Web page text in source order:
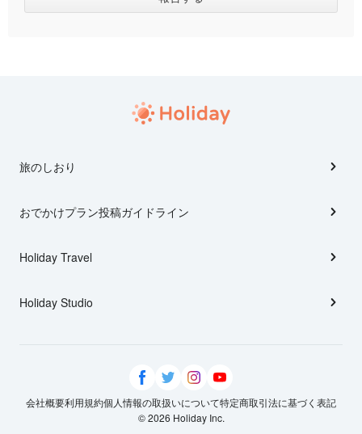
旅のしおり
おでかけプラン投稿ガイドライン
Holiday Travel
Holiday Studio
会社概要利用規約個人情報の取扱いについて特定商取引法に基づく表記
© 2026 Holiday Inc.